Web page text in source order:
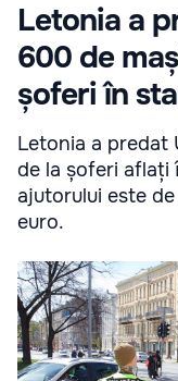
Letonia a
600 de
șoferi în
Letonia a predat
de la șoferi aflați
ajutorului este
euro.